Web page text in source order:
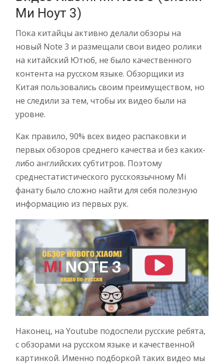
Ми Ноут 3)
Пока китайцы активно делали обзоры на
новый Note 3 и размещали свои видео ролики
на китайский Ютюб, не было качественного
контента на русском языке. Обзорщики из
Китая пользовались своим преимуществом, но
не следили за тем, чтобы их видео были на
уровне.
Как правило, 90% всех видео распаковки и
первых обзоров среднего качества и без каких-
либо английских субтитров. Поэтому
среднестатистического русскоязычному Mi
фанату было сложно найти для себя полезную
информацию из первых рук.
Наконец, на Youtube подоспели русские ребята,
с обзорами на русском языке и качественной
картинкой. Именно подборкой таких видео мы